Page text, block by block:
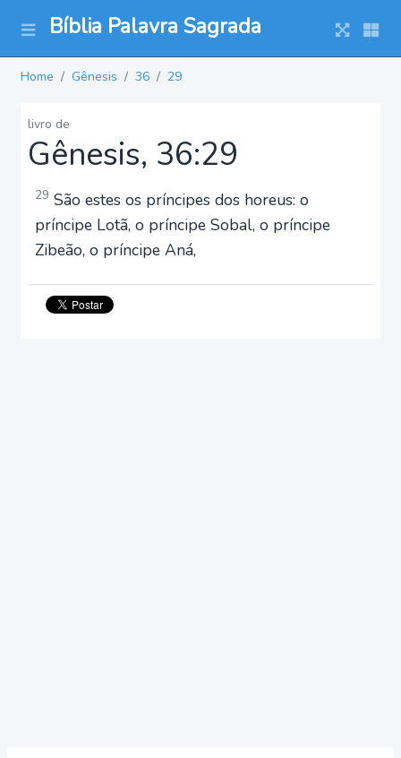
Bíblia Palavra Sagrada
Home Gênesis 36 29
livro de
Gênesis, 36:29
29 São estes os príncipes dos horeus: o
príncipe Lotã, o príncipe Sobal, o príncipe
Zibeão, o príncipe Aná,